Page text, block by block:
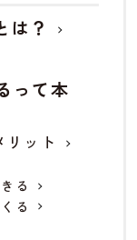
は？
って本
ット
る
る